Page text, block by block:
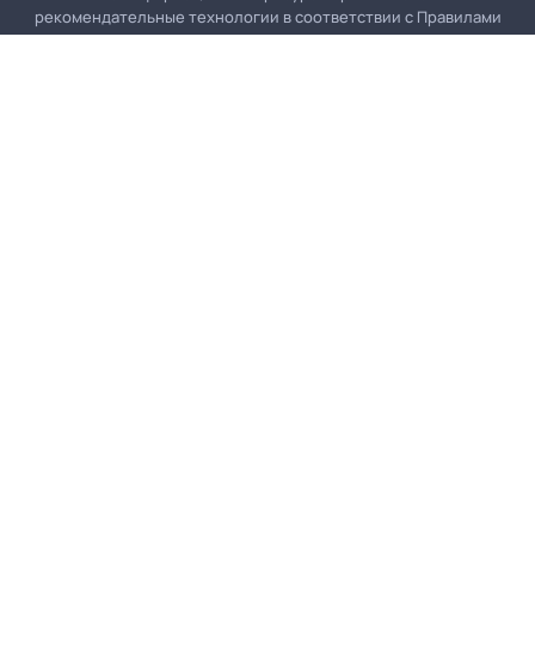
рекомендательные технологии в соответствии с Правилами